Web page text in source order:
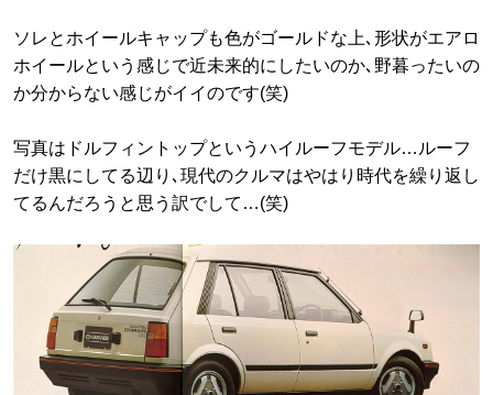
ソレとホイールキャップも色がゴールドな上､形状がエアロ
ホイールという感じで近未来的にしたいのか､野暮ったいの
か分からない感じがイイのです(笑)
写真はドルフィントップというハイルーフモデル…ルーフ
だけ黒にしてる辺り､現代のクルマはやはり時代を繰り返し
てるんだろうと思う訳でして…(笑)